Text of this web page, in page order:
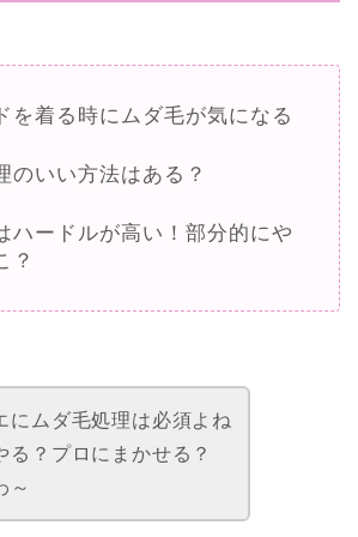
を着る時にムダ毛が気になる
のいい方法はある？
ハードルが高い！部分的にや
？
にムダ毛処理は必須よね
る？プロにまかせる？
～